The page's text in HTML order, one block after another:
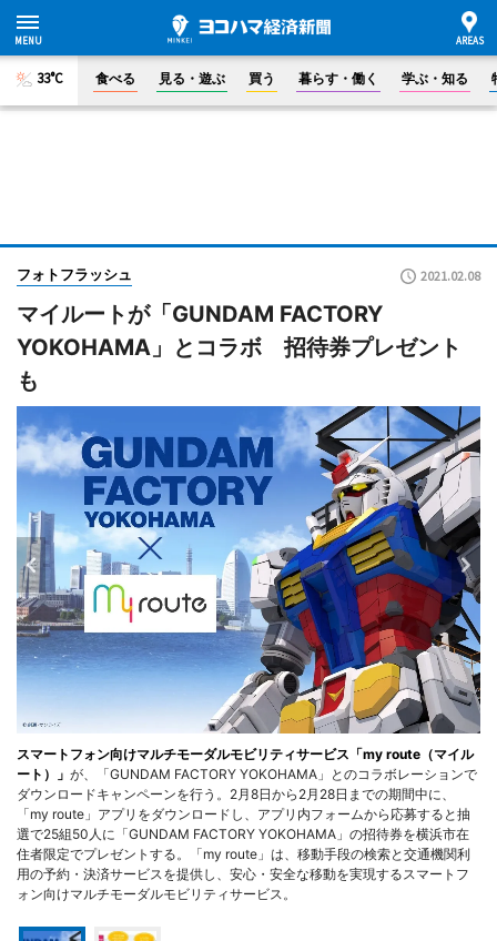
33°C 食べる 見る・遊ぶ 買う 暮らす・働く 学ぶ・知る
フォトフラッシュ 2021.02.08
マイルートが「GUNDAM FACTORY
YOKOHAMA」とコラボ 招待券プレゼント
も
スマートフォン向けマルチモーダルモビリティサービス「my route（マイル
ート）」 が、「GUNDAM FACTORY YOKOHAMA」とのコラボレーションで
ダウンロードキャンペーンを行う。2月8日から2月28日までの期間中に、
「my route」アプリをダウンロードし、アプリ内フォームから応募すると抽
選で25組50人に「GUNDAM FACTORY YOKOHAMA」の招待券を横浜市在
住者限定でプレゼントする。「my route」は、移動手段の検索と交通機関利
用の予約・決済サービスを提供し、安心・安全な移動を実現するスマートフ
ォン向けマルチモーダルモビリティサービス。